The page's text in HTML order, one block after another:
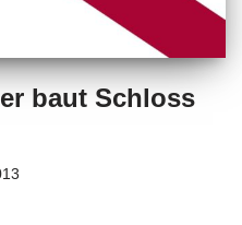
baut Schloss